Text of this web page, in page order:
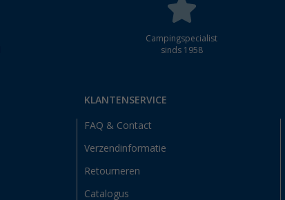
Campingspecialist
sinds 1958
KLANTENSERVICE
FAQ & Contact
Verzendinformatie
Retourneren
Catalogus